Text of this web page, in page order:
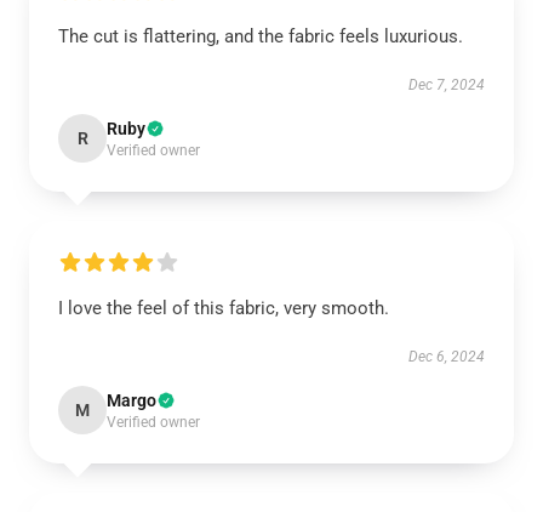
The cut is flattering, and the fabric feels luxurious.
Dec 7, 2024
R Ruby
Verified owner
I love the feel of this fabric, very smooth.
Dec 6, 2024
M Margo
Verified owner